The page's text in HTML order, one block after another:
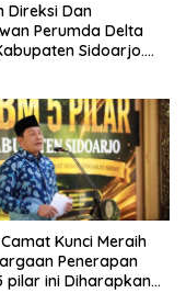
Direksi Dan
Perumda Delta
Sidoarjo.
Agustus 1945- 17
Tahun 2026
Kunci Meraih
Penerapan
pilar ini Diharapkan